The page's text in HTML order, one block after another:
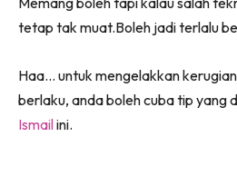
Dengan ini saya bersetuju dengan
Polisi Privasi
Langganan anda telah
tetap tak muat.Boleh jadi terlalu
Haa… untuk mengelakkan
berlaku, anda boleh cuba tip yang
Ismailini.